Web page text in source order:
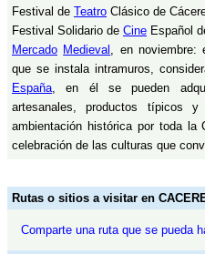
Festival de Teatro Clásico de
Festival Solidario de Cine Español
Mercado Medieval , en noviembre:
que se instala intramuros,
España, en él se pueden
artesanales, productos típicos
ambientación histórica por toda la
celebración de las culturas que
Rutas o sitios a visitar en
Comparte una ruta que se pueda